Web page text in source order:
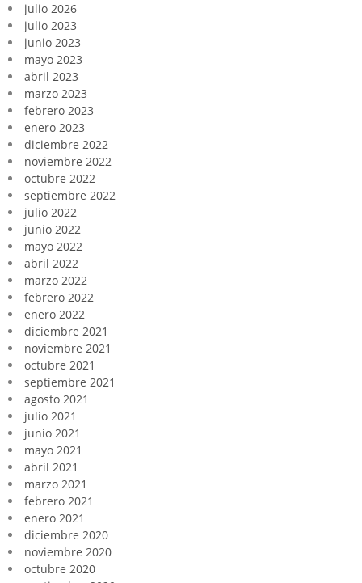
julio 2026
julio 2023
junio 2023
mayo 2023
abril 2023
marzo 2023
febrero 2023
enero 2023
diciembre 2022
noviembre 2022
octubre 2022
septiembre 2022
julio 2022
junio 2022
mayo 2022
abril 2022
marzo 2022
febrero 2022
enero 2022
diciembre 2021
noviembre 2021
octubre 2021
septiembre 2021
agosto 2021
julio 2021
junio 2021
mayo 2021
abril 2021
marzo 2021
febrero 2021
enero 2021
diciembre 2020
noviembre 2020
octubre 2020